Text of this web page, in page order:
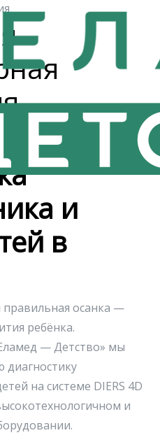
и
в
осанка —
ребёнка.
— Детство» мы
на системе DIERS 4D
и